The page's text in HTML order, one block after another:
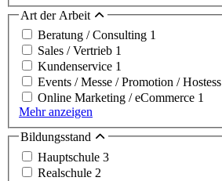
Art der Arbeit
Beratung / Consulting 1
Sales / Vertrieb 1
Kundenservice 1
Events / Messe / Promotion / Hostess
Online Marketing / eCommerce 1
Mehr anzeigen
Bildungsstand
Hauptschule 3
Realschule 2